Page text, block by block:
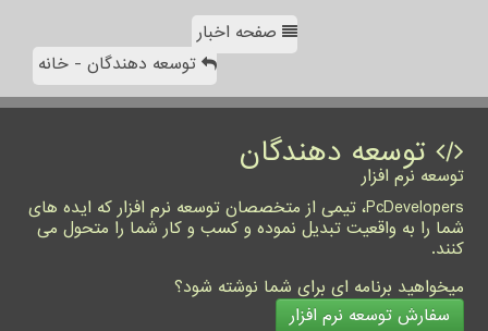
صفحه اخبار
توسعه دهندگان - خانه
توسعه دهندگان
توسعه نرم افزار
PcDevelopers، تیمی از متخصصان توسعه نرم افزار که ایده های
شما را به واقعیت تبدیل نموده و کسب و کار شما را متحول می
کنند.
میخواهید برنامه ای برای شما نوشته شود؟
سفارش توسعه نرم افزار